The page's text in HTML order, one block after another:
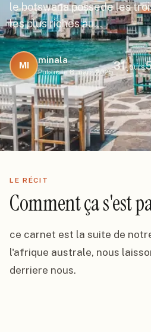
le botswana possede les
les plus riches au…
MI
minala
Publié le 8 mars 2025
31jours
LE RÉCIT
Comment ça s'est
ce carnet est la suite de
l'afrique australe, nous
derriere nous.